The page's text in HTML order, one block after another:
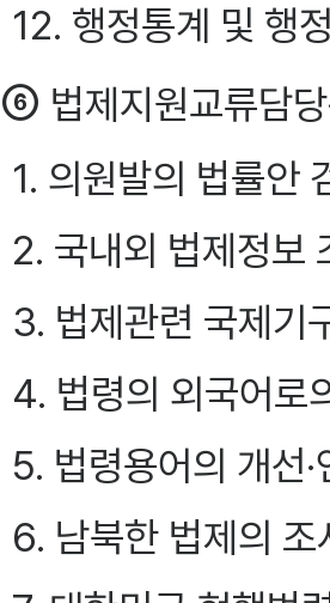
12. 행정통계 및 행
⑥ 법제지원교류담
1. 의원발의 법률안
2. 국내외 법제정보
3. 법제관련 국제기
4. 법령의 외국어로
5. 법령용어의 개선·
6. 남북한 법제의 조